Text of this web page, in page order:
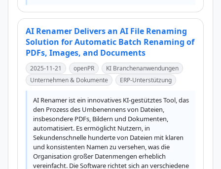
AI Renamer Delivers an AI File Renaming
Solution for Automatic Batch Renaming of
PDFs, Images, and Documents
2025-11-21 openPR
KI Branchenanwendungen
Unternehmen & Dokumente
ERP-Unterstützung
AI Renamer ist ein innovatives KI-gestütztes Tool, das
den Prozess des Umbenennens von Dateien,
insbesondere PDFs, Bildern und Dokumenten,
automatisiert. Es ermöglicht Nutzern, in
Sekundenschnelle hunderte von Dateien mit klaren
und konsistenten Namen zu versehen, was die
Organisation großer Datenmengen erheblich
vereinfacht. Die Software richtet sich an verschiedene